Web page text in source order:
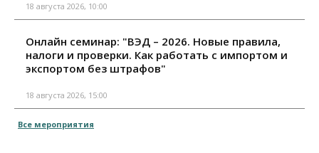
18 августа 2026, 10:00
Онлайн семинар: "ВЭД – 2026. Новые правила,
налоги и проверки. Как работать с импортом и
экспортом без штрафов"
18 августа 2026, 15:00
Все мероприятия